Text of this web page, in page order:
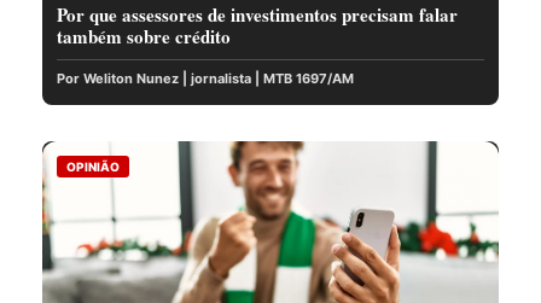
Por que assessores de investimentos precisam falar
também sobre crédito
Por Weliton Nunez | jornalista | MTB 1697/AM
OPINIÃO